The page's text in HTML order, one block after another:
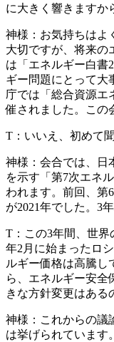
に大きく響きますか
神様： お気持ちはよ
大切ですが、将来の
は「エネルギー白書
ギー問題にとって大
庁では「総合資源エ
催されました。この
T： いいえ、初めて
神様： 会合では、日
を示す「第7次エネ
われます。前回、第
が2021年でした。3
T： この3年間、世界
年2月に始まったロ
ルギー価格は高騰し
ら、エネルギー安全
きな方針変更はある
神様： これからの議
は挙げられています